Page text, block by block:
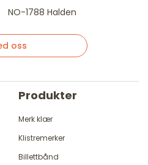
NO-1788 Halden
oss
Produkter
Merk klær
Klistremerker
Billettbånd